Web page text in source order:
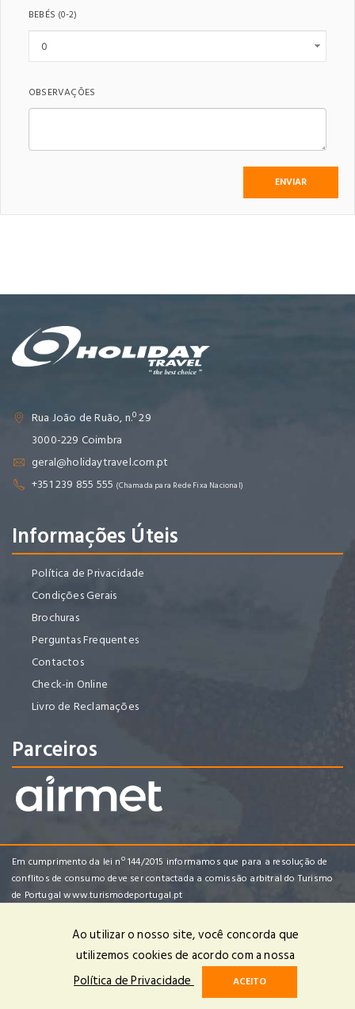
BEBÉS (0-2)
OBSERVAÇÕES
Rua João de Ruão, n.º 29
3000-229 Coimbra
geral@holidaytravel.com.pt
+351 239 855 555 (Chamada para Rede Fixa Nacional)
Informações Úteis
Política de Privacidade
Condições Gerais
Brochuras
Perguntas Frequentes
Contactos
Check-in Online
Livro de Reclamações
Parceiros
Em cumprimento da lei nº 144/2015 informamos que para a resolução de
conflitos de consumo deve ser contactada a comissão arbitral do Turismo
de Portugalwww.turismodeportugal.pt
Enredo Tropical Viagens e Turismo, Lda | RNAVT 4482 | © 2025 Todos
os Direitos Reservados | Powered byOPTIGEST
Ao utilizar o nosso site, você concorda que
utilizemos cookies de acordo com a nossa
Política de Privacidade
ACEITO